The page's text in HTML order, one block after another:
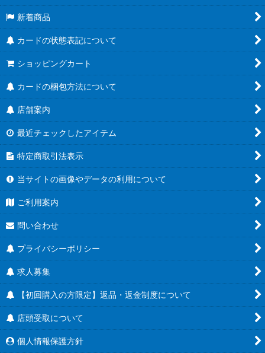
新着商品
カードの状態表記について
ショッピングカート
カードの梱包方法について
店舗案内
最近チェックしたアイテム
特定商取引法表示
当サイトの画像やデータの利用について
ご利用案内
問い合わせ
プライバシーポリシー
求人募集
【初回購入の方限定】返品・返金制度について
店頭受取について
個人情報保護方針